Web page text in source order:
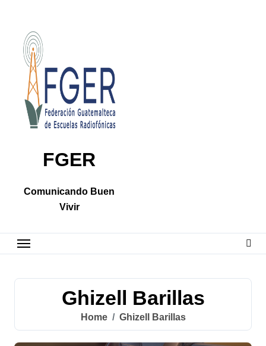
content
FGER
Comunicando Buen
Vivir
Ghizell Barillas
Home Ghizell Barillas